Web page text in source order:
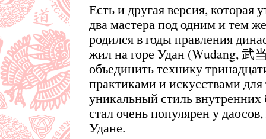
Есть и другая версия, которая
два мастера под одним и тем
родился в годы правления
жил на горе Удан (Wudang, 武
объединить технику
практиками и искусствами для
уникальный стиль
стал очень популярен у
Удане.